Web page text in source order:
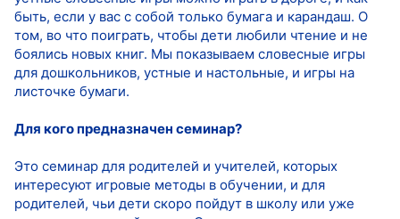
быть, если у вас с собой только бумага и карандаш. О
том, во что поиграть, чтобы дети любили чтение и не
боялись новых книг. Мы показываем словесные игры
для дошкольников, устные и настольные, и игры на
листочке бумаги.
Для кого предназначен семинар?
Это семинар для родителей и учителей, которых
интересуют игровые методы в обучении, и для
родителей, чьи дети скоро пойдут в школу или уже